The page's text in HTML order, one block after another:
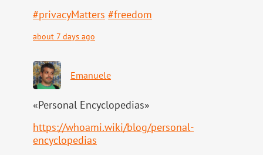
#privacyMatters #freedom
about 7 days ago
Emanuele
«Personal Encyclopedias»
https://whoami.wiki/blog/personal-
encyclopedias